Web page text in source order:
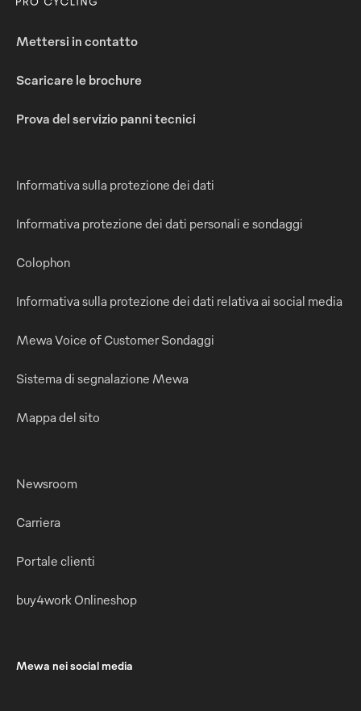
Mettersi in contatto
Scaricare le brochure
Prova del servizio panni tecnici
Informativa sulla protezione dei dati
Informativa protezione dei dati personali e sondaggi
Colophon
Informativa sulla protezione dei dati relativa ai social media
Mewa Voice of Customer Sondaggi
Sistema di segnalazione Mewa
Mappa del sito
Newsroom
Carriera
Portale clienti
buy4work Onlineshop
Mewa nei social media